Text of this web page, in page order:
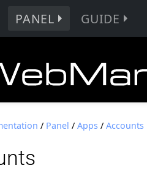
PANEL GUIDE
/ Panel /Apps /Accounts